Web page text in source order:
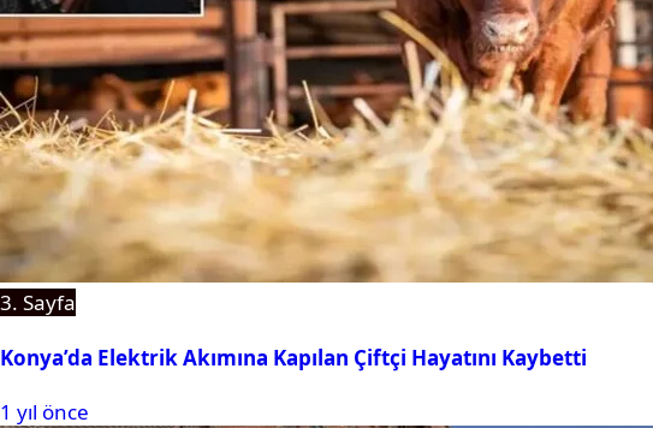
3. Sayfa
Konya’da Elektrik Akımına Kapılan Çiftçi Hayatını Kaybetti
1 yıl önce